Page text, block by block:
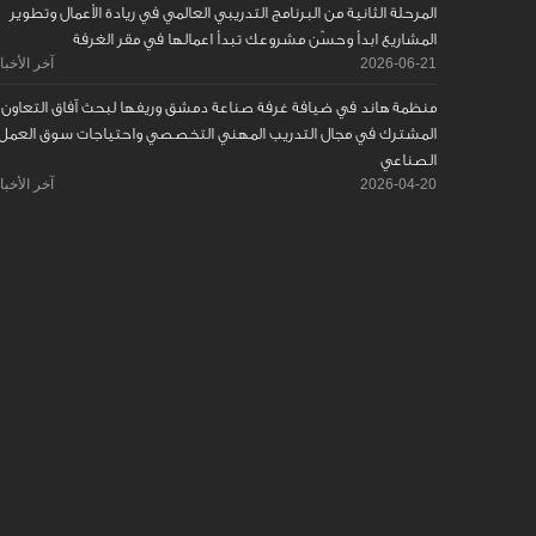
المرحلة الثانية من البرنامج التدريبي العالمي في ريادة الأعمال وتطوير
المشاريع ابدأ وحسّن مشروعك تبدأ اعمالها في مقر الغرفة
2026-06-21 آخر
منظمة هاند في ضيافة غرفة صناعة دمشق وريفها لبحث آفاق التعاون
المشترك في مجال التدريب المهني التخصصي واحتياجات سوق
الصناعي
2026-04-20 آخر